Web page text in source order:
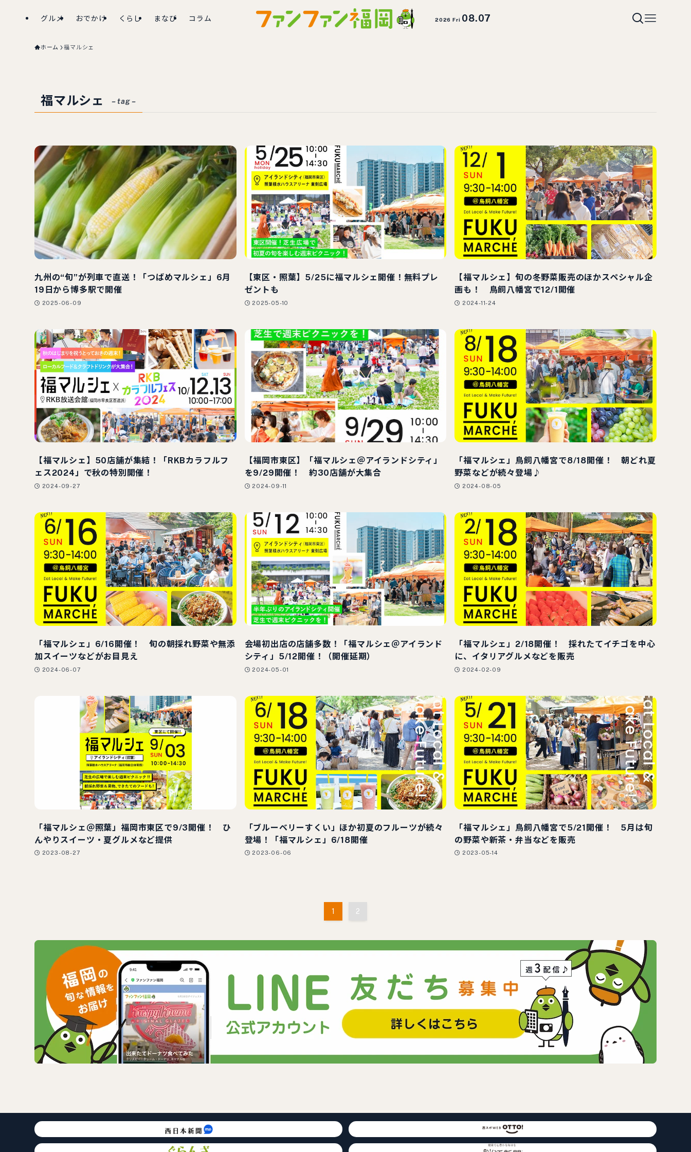
グルメ おでかけ くらし まなび コラム 2026 Fri 08.07
ホーム 福マルシェ
福マルシェ – tag –
九州の“旬”が列車で直送！「つばめマルシェ」6月
19日から博多駅で開催
2025-06-09
【東区・照葉】5/25に福マルシェ開催！無料プレ
ゼントも
2025-05-10
【福マルシェ】旬の冬野菜販売のほかスペシャル企
画も！ 鳥飼八幡宮で12/1開催
2024-11-24
【福マルシェ】50店舗が集結！「RKBカラフルフ
ェス2024」で秋の特別開催！
2024-09-27
【福岡市東区】「福マルシェ＠アイランドシティ」
を9/29開催！ 約30店舗が大集合
2024-09-11
「福マルシェ」鳥飼八幡宮で8/18開催！ 朝どれ夏
野菜などが続々登場♪
2024-08-05
「福マルシェ」6/16開催！ 旬の朝採れ野菜や無添
加スイーツなどがお目見え
2024-06-07
会場初出店の店舗多数！「福マルシェ＠アイランド
シティ」5/12開催！（開催延期）
2024-05-01
「福マルシェ」2/18開催！ 採れたてイチゴを中心
に、イタリアグルメなどを販売
2024-02-09
「福マルシェ＠照葉」福岡市東区で9/3開催！ ひ
んやりスイーツ・夏グルメなど提供
2023-08-27
「ブルーベリーすくい」ほか初夏のフルーツが続々
登場！「福マルシェ」6/18開催
2023-06-06
「福マルシェ」鳥飼八幡宮で5/21開催！ 5月は旬
の野菜や新茶・弁当などを販売
2023-05-14
1 2